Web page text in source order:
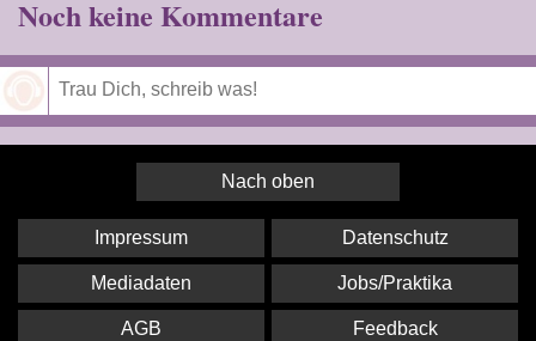
Noch keine Kommentare
Nach oben
Impressum Datenschutz
Mediadaten Jobs/Praktika
AGB Feedback